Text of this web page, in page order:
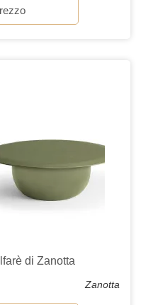
di Zanotta
Zanotta